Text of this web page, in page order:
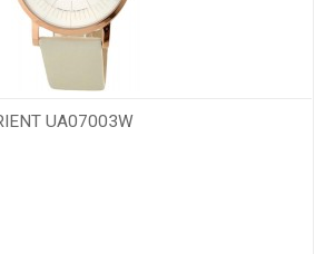
UA07003W